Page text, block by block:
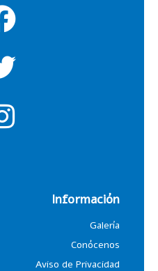
Información
Galería
Conócenos
Aviso de Privacidad